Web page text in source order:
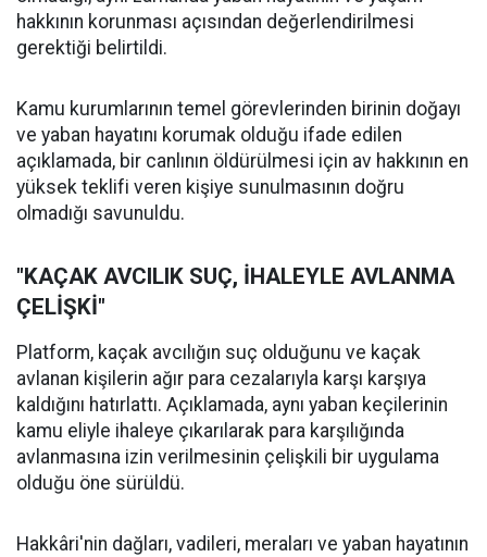
hakkının korunması açısından değerlendirilmesi
gerektiği belirtildi.
Kamu kurumlarının temel görevlerinden birinin doğayı
ve yaban hayatını korumak olduğu ifade edilen
açıklamada, bir canlının öldürülmesi için av hakkının en
yüksek teklifi veren kişiye sunulmasının doğru
olmadığı savunuldu.
"KAÇAK AVCILIK SUÇ, İHALEYLE AVLANMA
ÇELİŞKİ"
Platform, kaçak avcılığın suç olduğunu ve kaçak
avlanan kişilerin ağır para cezalarıyla karşı karşıya
kaldığını hatırlattı. Açıklamada, aynı yaban keçilerinin
kamu eliyle ihaleye çıkarılarak para karşılığında
avlanmasına izin verilmesinin çelişkili bir uygulama
olduğu öne sürüldü.
Hakkâri'nin dağları, vadileri, meraları ve yaban hayatının